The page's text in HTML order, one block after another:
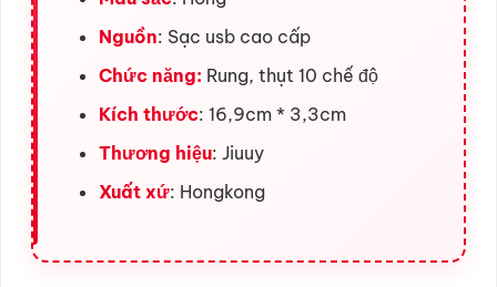
Nguồn: Sạc usb cao cấp
Chức năng: Rung, thụt 10 chế độ
Kích thước: 16,9cm * 3,3cm
Thương hiệu: Jiuuy
Xuất xứ: Hongkong